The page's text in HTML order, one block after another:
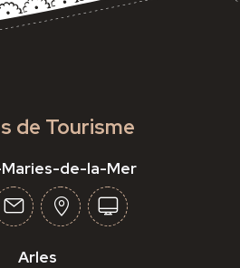
de Tourisme
de-la-Mer
Arles